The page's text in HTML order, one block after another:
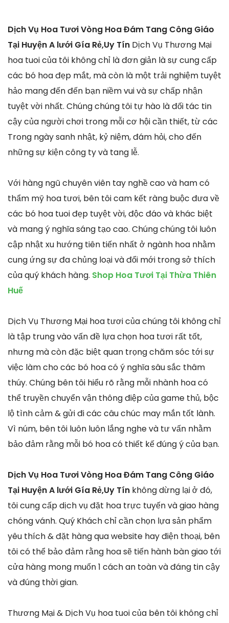
Dịch Vụ Hoa Tươi Vòng Hoa Đám Tang Công Giáo
Tại Huyện A lưới Gía Rẻ,Uy Tín Dịch Vụ Thương Mại
hoa tuoi của tôi không chỉ là đơn giản là sự cung cấp
các bó hoa đẹp mắt, mà còn là một trải nghiệm tuyệt
hảo mang đến đến bạn niềm vui và sự chấp nhận
tuyệt vời nhất. Chúng chúng tôi tự hào là đối tác tin
cậy của người chơi trong mỗi cơ hội cần thiết, từ các
Trong ngày sanh nhật, kỷ niệm, đám hỏi, cho đến
những sự kiện công ty và tang lễ.
Với hàng ngũ chuyên viên tay nghề cao và ham có
thẩm mỹ hoa tươi, bên tôi cam kết ràng buộc đưa về
các bó hoa tuoi đẹp tuyệt vời, độc đáo và khác biệt
và mang ý nghĩa sáng tạo cao. Chúng chúng tôi luôn
cập nhật xu hướng tiên tiến nhất ở ngành hoa nhằm
cung ứng sự đa chủng loại và đổi mới trong sở thích
của quý khách hàng. Shop Hoa Tươi Tại Thừa Thiên
Huế
Dịch Vụ Thương Mại hoa tươi của chúng tôi không chỉ
là tập trung vào vấn đề lựa chọn hoa tươi rất tốt,
nhưng mà còn đặc biệt quan trọng chăm sóc tới sự
việc làm cho các bó hoa có ý nghĩa sâu sắc thâm
thúy. Chúng bên tôi hiểu rõ rằng mỗi nhành hoa có
thể truyền chuyển vận thông điệp của game thủ, bộc
lộ tình cảm & gửi đi các câu chúc may mắn tốt lành.
Vì núm, bên tôi luôn luôn lắng nghe và tư vấn nhằm
bảo đảm rằng mỗi bó hoa có thiết kế đúng ý của bạn.
Dịch Vụ Hoa Tươi Vòng Hoa Đám Tang Công Giáo
Tại Huyện A lưới Gía Rẻ,Uy Tín không dừng lại ở đó,
tôi cung cấp dịch vụ đặt hoa trực tuyến và giao hàng
chóng vánh. Quý Khách chỉ cần chọn lựa sản phẩm
yêu thích & đặt hàng qua website hay điện thoại, bên
tôi có thể bảo đảm rằng hoa sẽ tiến hành bàn giao tới
cửa hàng mong muốn 1 cách an toàn và đáng tin cậy
và đúng thời gian.
Thương Mại & Dịch Vụ hoa tuoi của bên tôi không chỉ